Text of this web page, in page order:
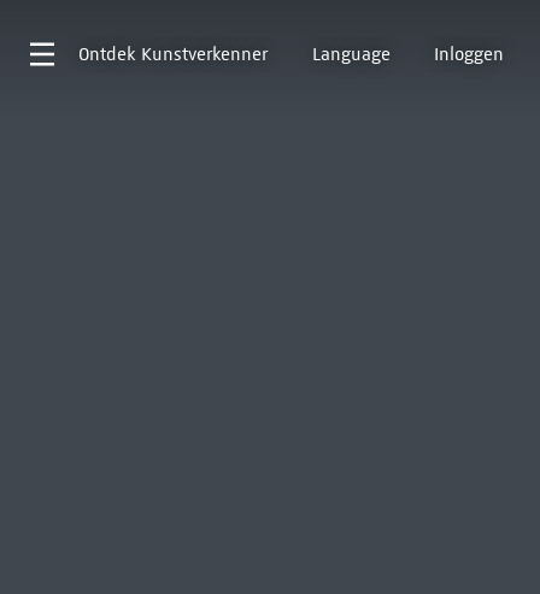
Ontdek Kunstverkenner Language Inloggen